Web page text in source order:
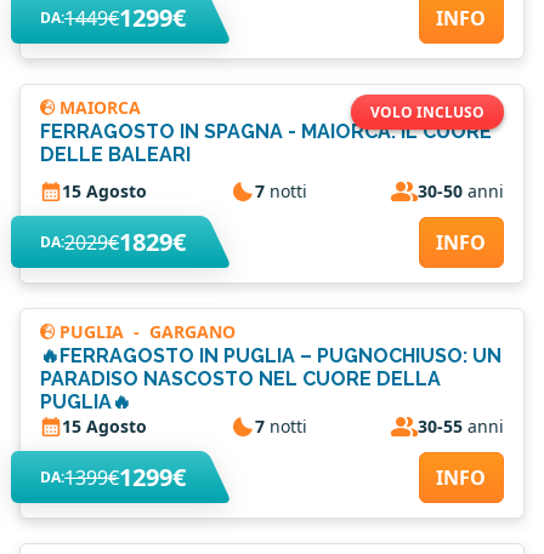
DA:1449€1299€ INFO
VOLO INCLUSO
MAIORCA
FERRAGOSTO IN SPAGNA - MAIORCA: IL CUORE
DELLE BALEARI
15 Agosto
7 notti 30-50 anni
DA:2029€1829€ INFO
PUGLIA - GARGANO
🔥FERRAGOSTO IN PUGLIA – PUGNOCHIUSO: UN
PARADISO NASCOSTO NEL CUORE DELLA
PUGLIA🔥
15 Agosto
7 notti 30-55 anni
DA:1399€1299€ INFO